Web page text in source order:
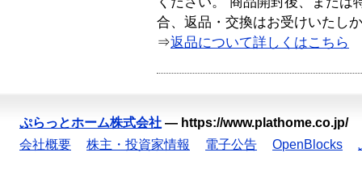
合、返品・交換はお受けいたし
⇒返品について詳しくはこちら
ぷらっとホーム株式会社 — https://www.plathome.co.jp/
会社概要
株主・投資家情報 電子公告 OpenBlocks